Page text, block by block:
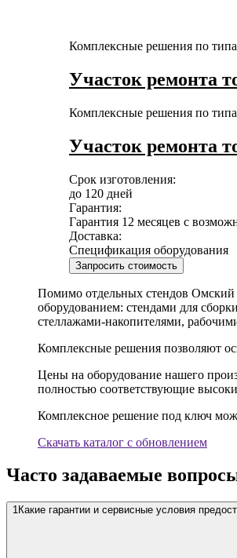
Комплексные решения по
Участок ремонта
Комплексные решения по
Участок ремонта
Срок изготовления:
до 120 дней
Гарантия:
Гарантия 12 месяцев с
Доставка:
Спецификация оборудования
Запросить стоимость
Помимо отдельных стендов Омский
оборудованием: стендами для
стеллажами-накопителями,
Комплексные решения позволяют
Цены на оборудование нашего
полностью соответствующие
Комплексное решение под ключ
Скачать каталог с обновлением
Часто задаваемые
1Какие гарантии и сервисные условия